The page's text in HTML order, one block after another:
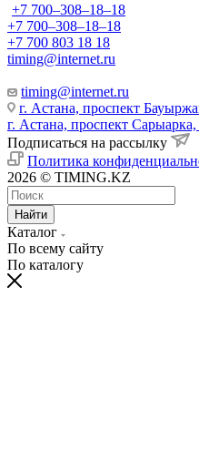
+7 700‒308‒18‒18
+7 700‒308‒18‒18
+7 700 803 18 18
timing@internet.ru
timing@internet.ru
г. Астана, проспект
г. Астана, проспект Сарыарка,
Подписаться на рассылку
Политика
2026 © TIMING.KZ
Найти
Каталог
По всему сайту
По каталогу